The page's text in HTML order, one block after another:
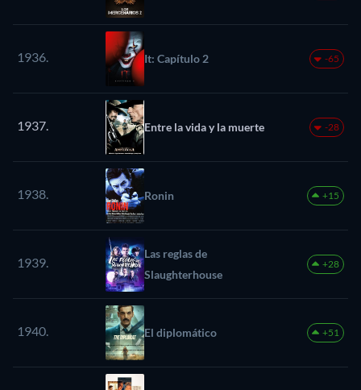
1936. It: Capítulo 2 -65
1937. Entre la vida y la muerte -28
1938. Ronin +15
1939.
Las reglas de
Slaughterhouse
+28
1940. El diplomático +51